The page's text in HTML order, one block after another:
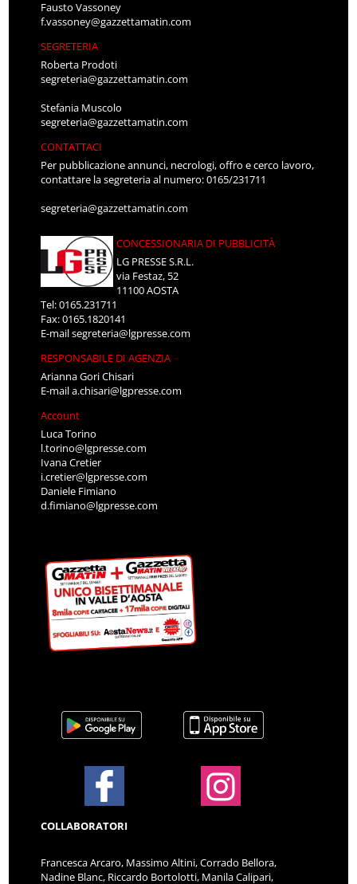
Fausto Vassoney
f.vassoney@gazzettamatin.com
SEGRETERIA
Roberta Prodoti
segreteria@gazzettamatin.com
Stefania Muscolo
segreteria@gazzettamatin.com
CONTATTACI
Per pubblicazione annunci, necrologi, offro e cerco lavoro,
contattare la segreteria al numero: 0165/231711
segreteria@gazzettamatin.com
CONCESSIONARIA DI PUBBLICITÀ
LG PRESSE S.R.L.
via Festaz, 52
11100 AOSTA
Tel: 0165.231711
Fax: 0165.1820141
E-mailsegreteria@lgpresse.com
RESPONSABILE DI AGENZIA
Arianna Gori Chisari
E-maila.chisari@lgpresse.com
Account
Luca Torino
l.torino@lgpresse.com
Ivana Cretier
i.cretier@lgpresse.com
Daniele Fimiano
d.fimiano@lgpresse.com
COLLABORATORI
Francesca Arcaro, Massimo Altini, Corrado Bellora,
Nadine Blanc, Riccardo Bortolotti, Manila Calipari,